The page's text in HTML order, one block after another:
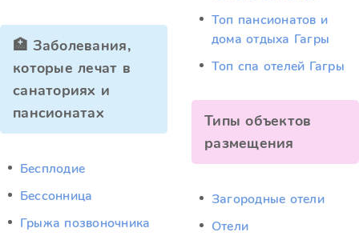
🏥 Заболевания,
которые лечат в
санаториях и
пансионатах
Бесплодие
Бессонница
Грыжа позвоночника
Топ пансионатов и
дома отдыха Гагры
Топ спа отелей Гагры
Типы объектов
размещения
Загородные отели
Отели